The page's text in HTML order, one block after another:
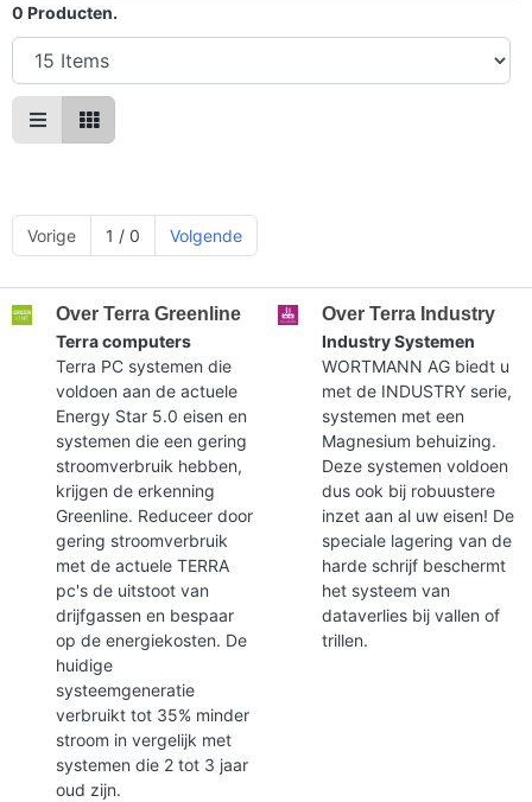
0 Producten.
Vorige 1 / 0 Volgende
Over Terra Greenline
Terra computers
Terra PC systemen die
voldoen aan de actuele
Energy Star 5.0 eisen en
systemen die een gering
stroomverbruik hebben,
krijgen de erkenning
Greenline. Reduceer door
gering stroomverbruik
met de actuele TERRA
pc's de uitstoot van
drijfgassen en bespaar
op de energiekosten. De
huidige
systeemgeneratie
verbruikt tot 35% minder
stroom in vergelijk met
systemen die 2 tot 3 jaar
oud zijn.
Over Terra Industry
Industry Systemen
WORTMANN AG biedt u
met de INDUSTRY serie,
systemen met een
Magnesium behuizing.
Deze systemen voldoen
dus ook bij robuustere
inzet aan al uw eisen! De
speciale lagering van de
harde schrijf beschermt
het systeem van
dataverlies bij vallen of
trillen.